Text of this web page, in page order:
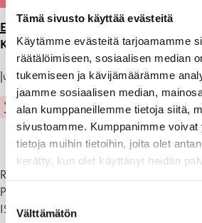
Tämä sivusto käyttää evästeitä
Käytämme evästeitä tarjoamamme
räätälöimiseen, sosiaalisen median
tukemiseen ja kävijämäärämme
jaamme sosiaalisen median,
alan kumppaneillemme tietoja siitä,
sivustoamme. Kumppanimme voivat
tietoja muihin tietoihin, joita olet
kerätty, kun olet käyttänyt heidän
valinta
Välttämätön
ETUSIVU ARTIKKELIT
KERTA
Julkaistu: 17.03.25
VAPAA-AIKA LIIKUNTA
Relax
Perjantaisin
19.30-20.45